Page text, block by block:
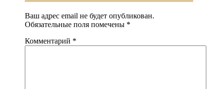
Ваш адрес email не будет опубликован.
Обязательные поля помечены *
Комментарий *